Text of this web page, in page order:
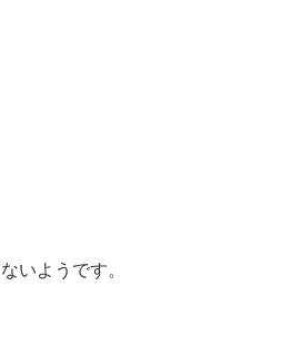
いようです。